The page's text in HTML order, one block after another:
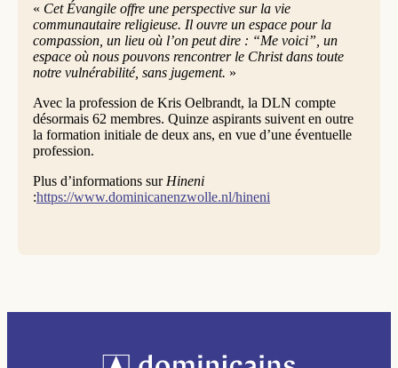
« Cet Évangile offre une perspective sur la vie
communautaire religieuse. Il ouvre un espace pour la
compassion, un lieu où l’on peut dire : “Me voici”, un
espace où nous pouvons rencontrer le Christ dans toute
notre vulnérabilité, sans jugement. »
Avec la profession de Kris Oelbrandt, la DLN compte
désormais 62 membres. Quinze aspirants suivent en outre
la formation initiale de deux ans, en vue d’une éventuelle
profession.
Plus d’informations sur Hineni
:https://www.dominicanenzwolle.nl/hineni